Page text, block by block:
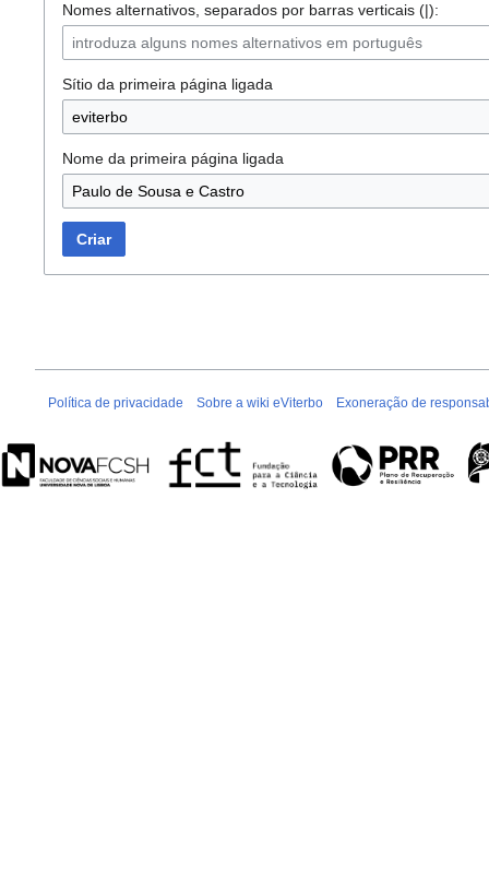
Nomes alternativos, separados por barras verticais (|):
Sítio da primeira página ligada
Nome da primeira página ligada
Criar
Política de privacidade Sobre a wiki eViterbo Exoneração de